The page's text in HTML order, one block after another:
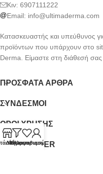
Kιν: 6907111222
Email: info@ultimaderma.com
Κατασκευαστής και υπεύθυνος
προϊόντων που υπάρχουν στο
Derma. Είμαστε στη διάθεσή
ΠΡΌΣΦΑΤΑ ΆΡΘΡΑ
ΣΎΝΔΕΣΜΟΙ
ΟΡΟΙ ΧΡΗΣΗΣ
NEWSLETTER
Φίλτρα
Λίστα επιθυμιών
Ο λογαριασμός μου